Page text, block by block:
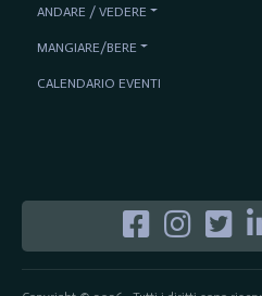
ANDARE / VEDERE
MANGIARE/BERE
CALENDARIO EVENTI